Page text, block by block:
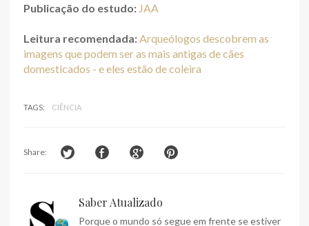
Publicação do estudo: JAA
Leitura recomendada:Arqueólogos descobrem as
imagens que podem ser as mais antigas de cães
domesticados - e eles estão de coleira
TAGS: CIÊNCIA
Share:
Saber Atualizado
Porque o mundo só segue em frente se estiver